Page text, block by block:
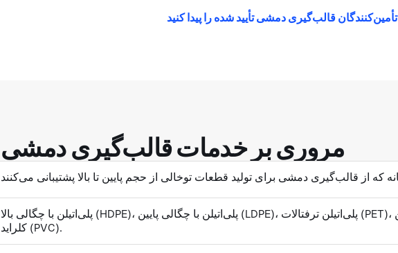
تأمین‌کنندگان قالب‌گیری دمشی تأیید شده را پیدا کنید
مروری بر خدمات قالب‌گیری دمشی
پلی‌اتیلن با چگالی بالا (HDPE)، پلی‌اتیلن با چگالی پایین (LDPE)، پلی‌اتیلن ترفتالات (PET)، پلی‌پروپیلن (PP) و پلی‌وینیل
کلراید (PVC).